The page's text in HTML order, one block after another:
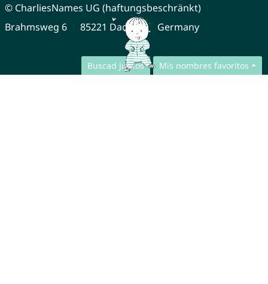
Buscad juntos Mis nombres favoritos
© CharliesNames UG (haftungsbeschränkt)
Brahmsweg 6
85221 Dachau Germany